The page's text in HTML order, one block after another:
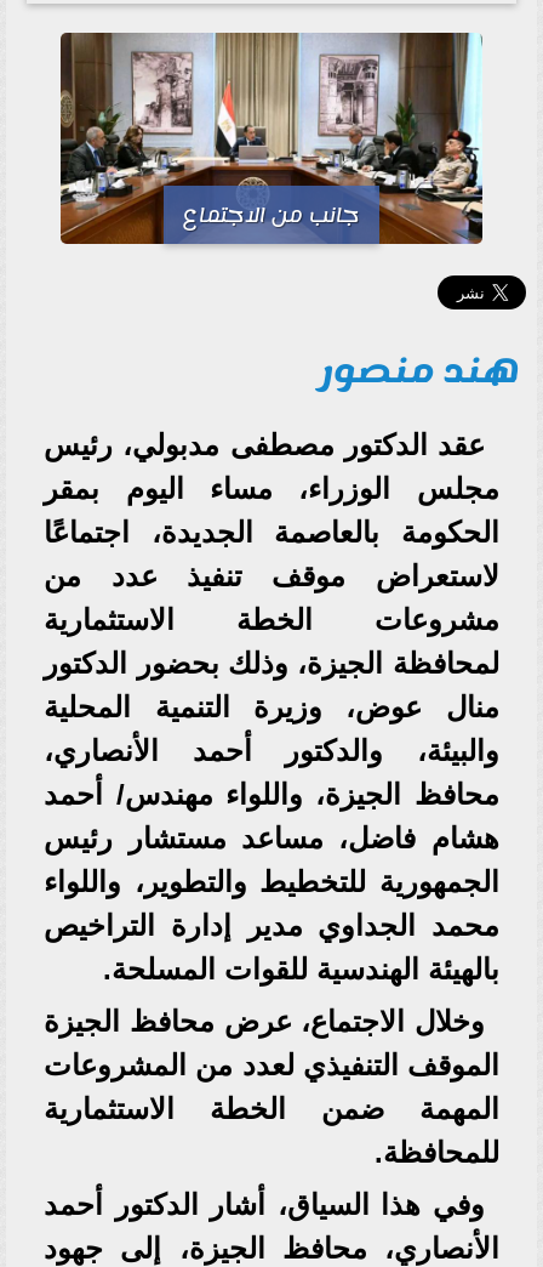
جانب من الاجتماع
هند منصور
عقد الدكتور مصطفى مدبولي، رئيس
مجلس الوزراء، مساء اليوم بمقر
الحكومة بالعاصمة الجديدة، اجتماعًا
لاستعراض موقف تنفيذ عدد من
مشروعات الخطة الاستثمارية
لمحافظة الجيزة، وذلك بحضور الدكتور
منال عوض، وزيرة التنمية المحلية
والبيئة، والدكتور أحمد الأنصاري،
محافظ الجيزة، واللواء مهندس/ أحمد
هشام فاضل، مساعد مستشار رئيس
الجمهورية للتخطيط والتطوير، واللواء
محمد الجداوي مدير إدارة التراخيص
بالهيئة الهندسية للقوات المسلحة.
وخلال الاجتماع، عرض محافظ الجيزة
الموقف التنفيذي لعدد من المشروعات
المهمة ضمن الخطة الاستثمارية
للمحافظة.
وفي هذا السياق، أشار الدكتور أحمد
الأنصاري، محافظ الجيزة، إلى جهود